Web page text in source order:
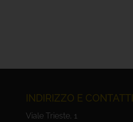
INDIRIZZO E CONTATTI
Viale Trieste, 1